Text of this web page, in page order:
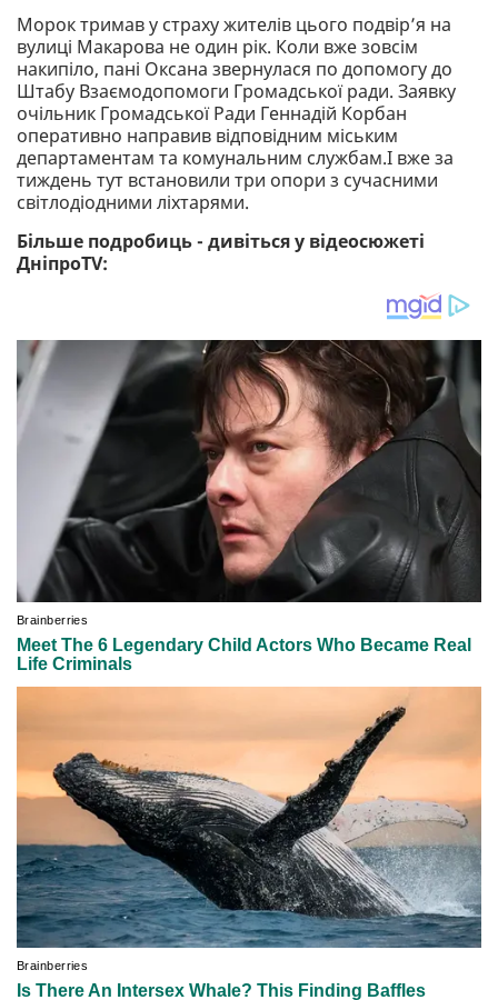
Морок тримав у страху жителів цього подвір’я на
вулиці Макарова не один рік. Коли вже зовсім
накипіло, пані Оксана звернулася по допомогу до
Штабу Взаємодопомоги Громадської ради. Заявку
очільник Громадської Ради Геннадій Корбан
оперативно направив відповідним міським
департаментам та комунальним службам.І вже за
тиждень тут встановили три опори з сучасними
світлодіодними ліхтарями.
Більше подробиць - дивіться у відеосюжеті
ДніпроTV: